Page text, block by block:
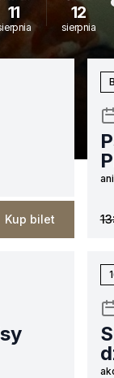
11 12
sierpnia
Kup bilet